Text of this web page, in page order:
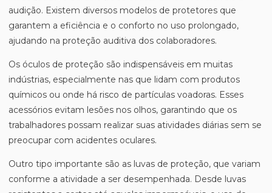
audição. Existem diversos modelos de protetores que
garantem a eficiência e o conforto no uso prolongado,
ajudando na proteção auditiva dos colaboradores.
Os óculos de proteção são indispensáveis em muitas
indústrias, especialmente nas que lidam com produtos
químicos ou onde há risco de partículas voadoras. Esses
acessórios evitam lesões nos olhos, garantindo que os
trabalhadores possam realizar suas atividades diárias sem se
preocupar com acidentes oculares.
Outro tipo importante são as luvas de proteção, que variam
conforme a atividade a ser desempenhada. Desde luvas